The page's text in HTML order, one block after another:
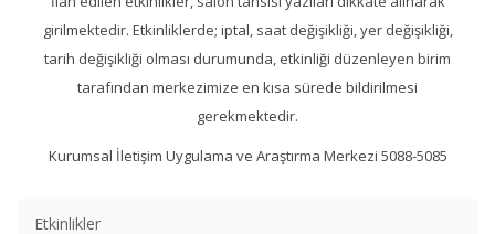
girilmektedir. Etkinliklerde; iptal, saat değişikliği, yer değişikliği,
tarih değişikliği olması durumunda, etkinliği düzenleyen birim
tarafından merkezimize en kısa sürede bildirilmesi
gerekmektedir.
Kurumsal İletişim Uygulama ve Araştırma Merkezi 5088-5085
Etkinlikler